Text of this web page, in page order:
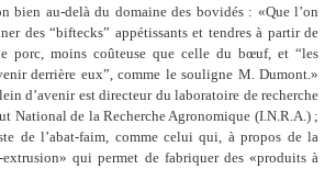
bien au-delà du domaine des bovidés : «Que l’on
des “biftecks” appétissants et tendres à partir de
porc, moins coûteuse que celle du bœuf, et “les
derrière eux”, comme le souligne M. Dumont.»
d’avenir est directeur du laboratoire de recherche
National de la Recherche Agronomique (I.N.R.A.) ;
de l’abat-faim, comme celui qui, à propos de la
qui permet de fabriquer des «produits à